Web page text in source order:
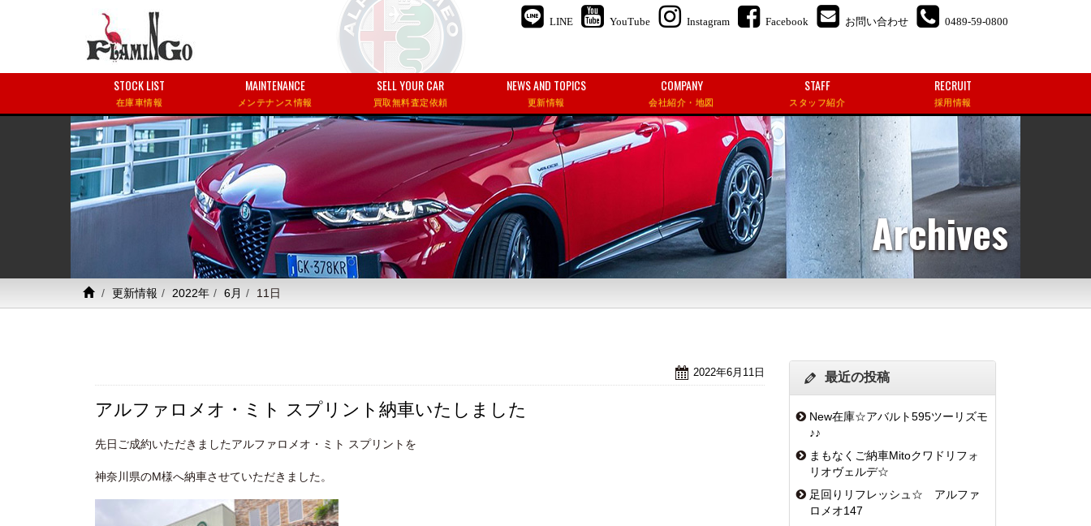
LINE YouTube Instagram Facebook お問い合わせ 0489-59-0800
STOCK LIST
在庫車情報
MAINTENANCE
メンテナンス情報
SELL YOUR CAR
買取無料査定依頼
NEWS AND TOPICS
更新情報
COMPANY
会社紹介・地図
STAFF
スタッフ紹介
RECRUIT
採用情報
Archives
更新情報 2022年 6月 11日
2022年6月11日
アルファロメオ・ミト スプリント納車いたしました
先日ご成約いただきましたアルファロメオ・ミト スプリントを
神奈川県のM様へ納車させていただきました。
最近の投稿
New在庫☆アバルト595ツーリズモ
♪♪
まもなくご納車Mitoクワドリフォ
リオヴェルデ☆
足回りリフレッシュ☆ アルファ
ロメオ147